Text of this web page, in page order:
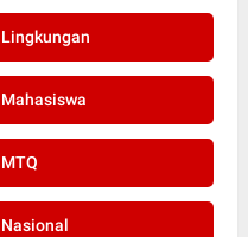
Lingkungan
Mahasiswa
MTQ
Nasional